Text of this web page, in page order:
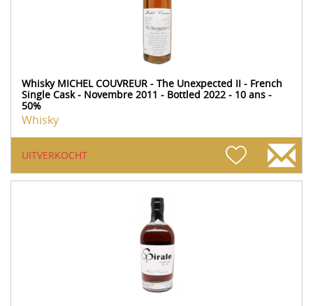
Whisky MICHEL COUVREUR - The Unexpected II - French
Single Cask - Novembre 2011 - Bottled 2022 - 10 ans -
50%
Whisky
UITVERKOCHT